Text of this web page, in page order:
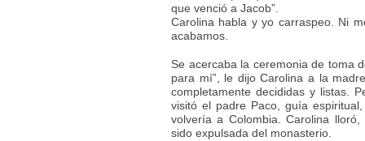
que venció a Jacob”.
Carolina habla y yo carraspeo. Ni
acabamos.
Se acercaba la ceremonia de toma
para mí”, le dijo Carolina a la
completamente decididas y listas.
visitó el padre Paco, guía
volvería a Colombia. Carolina
sido expulsada del monasterio.